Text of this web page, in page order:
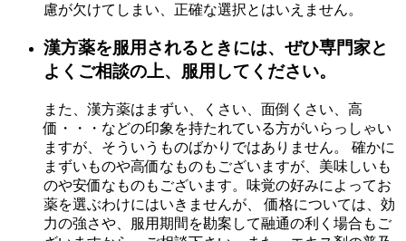
慮が欠けてしまい、正確な選択とはいえません。
漢方薬を服用されるときには、ぜひ専門家と
よくご相談の上、服用してください。
また、漢方薬はまずい、くさい、面倒くさい、高
価・・・などの印象を持たれている方がいらっしゃい
ますが、そういうものばかりではありません。 確かに
まずいものや高価なものもございますが、美味しいも
のや安価なものもございます。味覚の好みによってお
薬を選ぶわけにはいきませんが、 価格については、効
力の強さや、服用期間を勘案して融通の利く場合もご